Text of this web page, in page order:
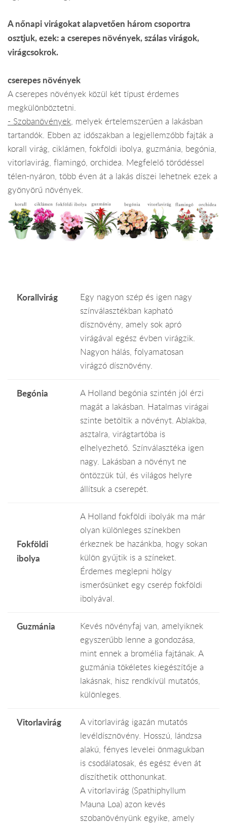
A nőnapi virágokat alapvetően három csoportra
osztjuk, ezek: a cserepes növények, szálas virágok,
virágcsokrok.
cserepes növények
A cserepes növények közül két típust érdemes
megkülönböztetni.
- Szobanövények, melyek értelemszerűen a lakásban
tartandók. Ebben az időszakban a legjellemzőbb fajták a
korall virág, ciklámen, fokföldi ibolya, guzmánia, begónia,
vitorlavirág, flamingó, orchidea. Megfelelő törődéssel
télen-nyáron, több éven át a lakás díszei lehetnek ezek a
gyönyörű növények.
Korallvirág
Egy nagyon szép és igen nagy
színválasztékban kapható
dísznövény, amely sok apró
virágával egész évben virágzik.
Nagyon hálás, folyamatosan
virágzó dísznövény.
Begónia
A Holland begónia szintén jól érzi
magát a lakásban. Hatalmas virágai
szinte betöltik a növényt. Ablakba,
asztalra, virágtartóba is
elhelyezhető. Színválasztéka igen
nagy. Lakásban a növényt ne
öntözzük túl, és világos helyre
állítsuk a cserepét.
Fokföldi
ibolya
A Holland fokföldi ibolyák ma már
olyan különleges színekben
érkeznek be hazánkba, hogy sokan
külön gyűjtik is a színeket.
Érdemes meglepni hölgy
ismerősünket egy cserép fokföldi
ibolyával.
Guzmánia
Kevés növényfaj van, amelyiknek
egyszerűbb lenne a gondozása,
mint ennek a bromélia fajtának. A
guzmánia tökéletes kiegészítője a
lakásnak, hisz rendkívül mutatós,
különleges.
Vitorlavirág
A vitorlavirág igazán mutatós
levéldísznövény. Hosszú, lándzsa
alakú, fényes levelei önmagukban
is csodálatosak, és egész éven át
díszíthetik otthonunkat.
A vitorlavirág (Spathiphyllum
Mauna Loa) azon kevés
szobanövényünk egyike, amely